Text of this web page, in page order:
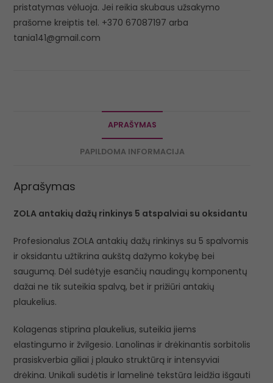
pristatymas vėluoja. Jei reikia skubaus užsakymo
prašome kreiptis tel. +370 67087197 arba
tania141@gmail.com
APRAŠYMAS
PAPILDOMA INFORMACIJA
Aprašymas
ZOLA antakių dažų rinkinys 5 atspalviai su oksidantu
Profesionalus ZOLA antakių dažų rinkinys su 5 spalvomis
ir oksidantu užtikrina aukštą dažymo kokybę bei
saugumą. Dėl sudėtyje esančių naudingų komponentų
dažai ne tik suteikia spalvą, bet ir prižiūri antakių
plaukelius.
Kolagenas stiprina plaukelius, suteikia jiems
elastingumo ir žvilgesio. Lanolinas ir drėkinantis sorbitolis
prasiskverbia giliai į plauko struktūrą ir intensyviai
drėkina. Unikali sudėtis ir lamelinė tekstūra leidžia išgauti